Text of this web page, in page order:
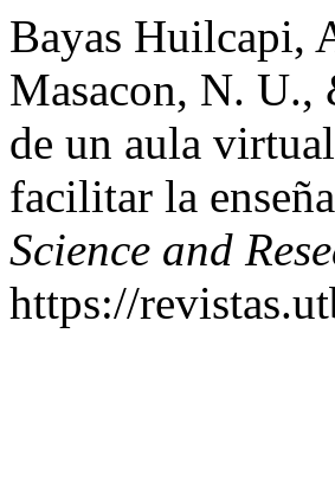
Bayas Huilcapi,
Masacon, N. U.,
de un aula
facilitar la
Science and
https://